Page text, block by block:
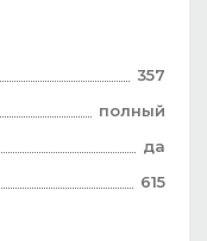
357
полный
да
615